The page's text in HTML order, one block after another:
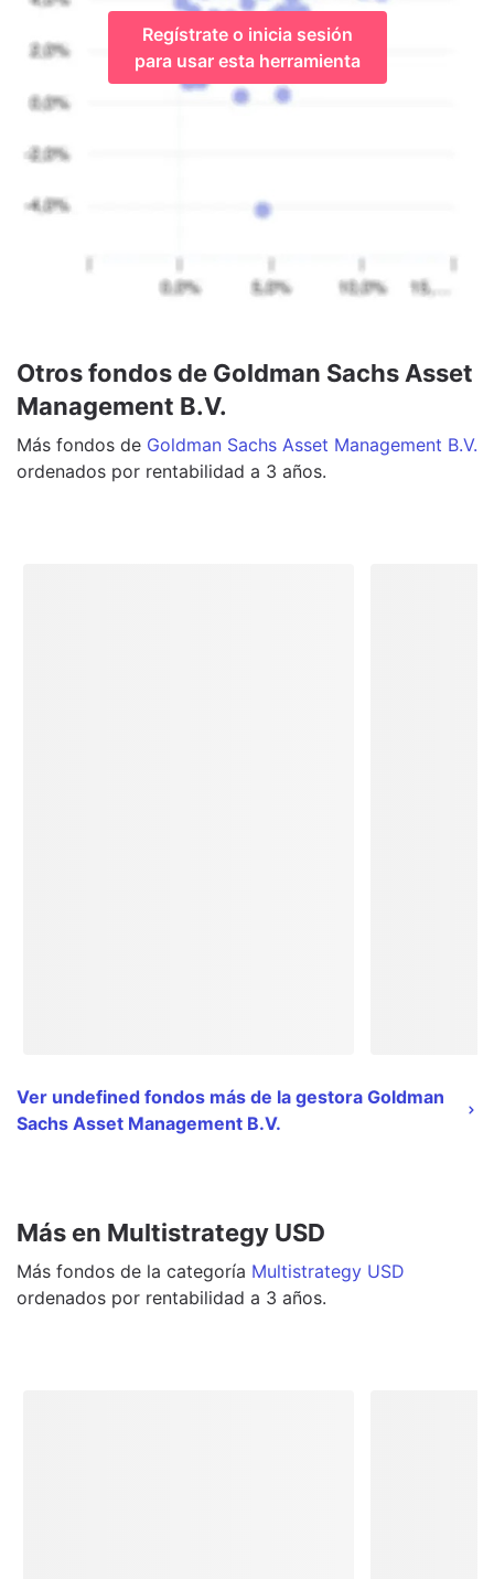
Regístrate o inicia sesión
para usar esta herramienta
Otros fondos de Goldman Sachs Asset
Management B.V.
Más fondos de Goldman Sachs Asset Management B.V.
ordenados por rentabilidad a 3 años.
Ver undefined fondos más de la gestora Goldman
Sachs Asset Management B.V.
Más en Multistrategy USD
Más fondos de la categoría Multistrategy USD
ordenados por rentabilidad a 3 años.